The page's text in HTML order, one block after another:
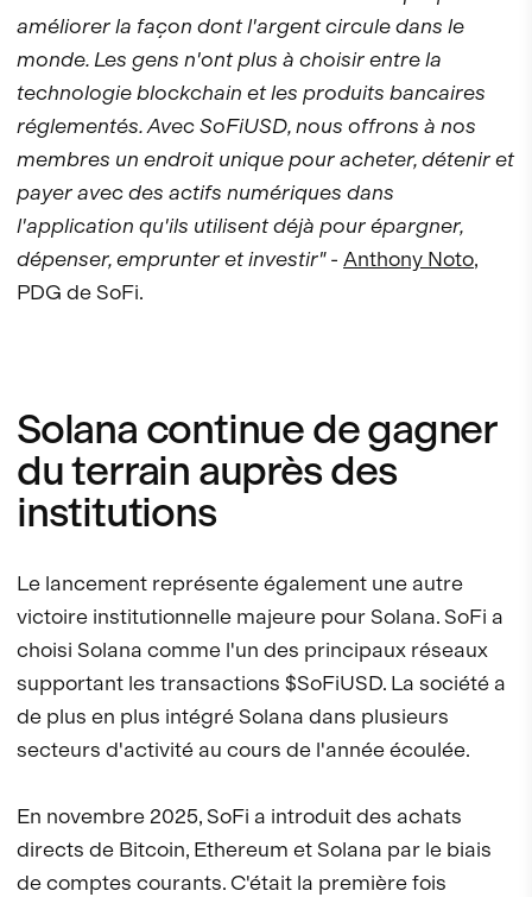
améliorer la façon dont l'argent circule dans le
monde. Les gens n'ont plus à choisir entre la
technologie blockchain et les produits bancaires
réglementés. Avec SoFiUSD, nous offrons à nos
membres un endroit unique pour acheter, détenir et
payer avec des actifs numériques dans
l'application qu'ils utilisent déjà pour épargner,
dépenser, emprunter et investir"- Anthony Noto,
PDG de SoFi.
Solana continue de gagner
du terrain auprès des
institutions
Le lancement représente également une autre
victoire institutionnelle majeure pour Solana. SoFi a
choisi Solana comme l'un des principaux réseaux
supportant les transactions $SoFiUSD. La société a
de plus en plus intégré Solana dans plusieurs
secteurs d'activité au cours de l'année écoulée.
En novembre 2025, SoFi a introduit des achats
directs de Bitcoin, Ethereum et Solana par le biais
de comptes courants. C'était la première fois